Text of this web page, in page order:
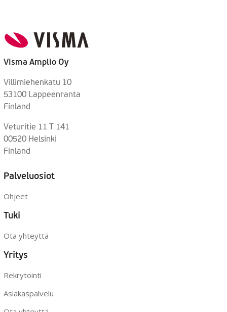
Visma Amplio Oy
Villimiehenkatu 10
53100 Lappeenranta
Finland
Veturitie 11 T 141
00520 Helsinki
Finland
Palveluosiot
Ohjeet
Tuki
Ota yhteyttä
Yritys
Rekrytointi
Asiakaspalvelu